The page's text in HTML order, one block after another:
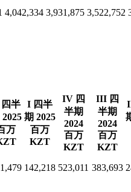
4,042,334 3,931,875 3,522,752
半
2025
万
I 四半
期 2025
百万
KZT
IV 四
半期
2024
百万
KZT
III 四
半期
2024
百万
KZT
142,218 523,011 383,693